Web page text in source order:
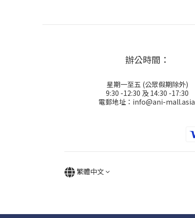
辦公時間：
星期一至五 (公眾假期除外)
9:30 -12:30 及 14:30 -17:30
電郵地址：info@ani-mall.asia
繁體中文